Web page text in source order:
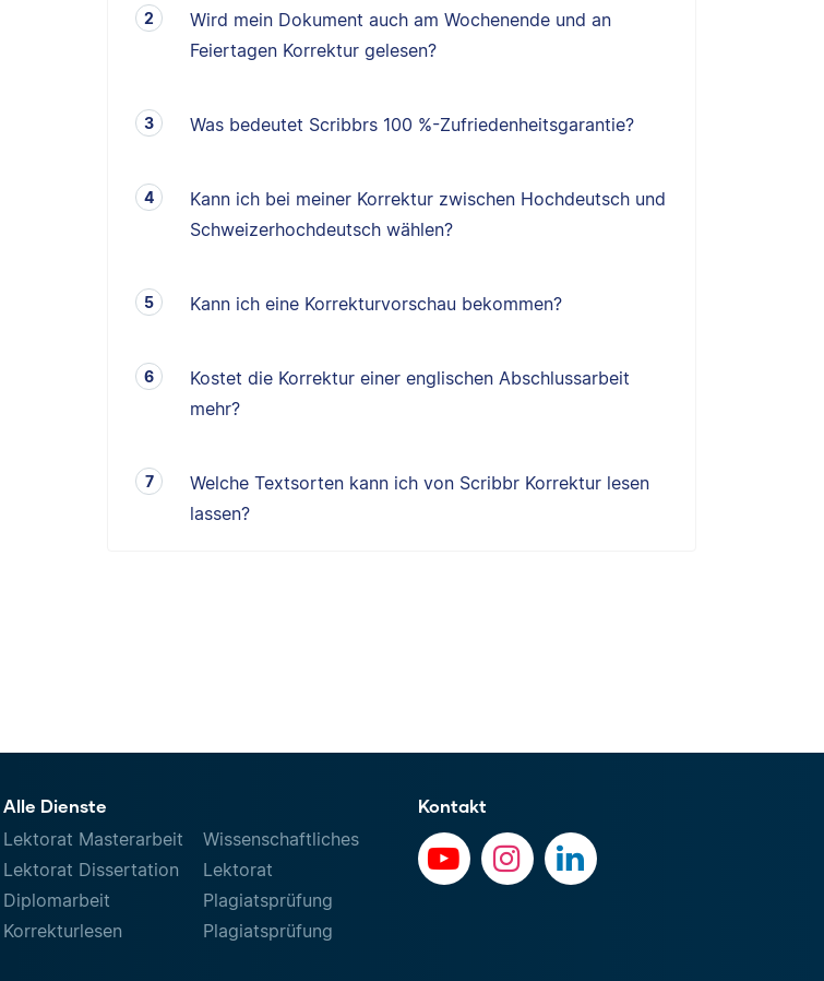
Wird mein Dokument auch am Wochenende und an
Feiertagen Korrektur gelesen?
Was bedeutet Scribbrs 100 %-Zufriedenheitsgarantie?
Kann ich bei meiner Korrektur zwischen Hochdeutsch und
Schweizerhochdeutsch wählen?
Kann ich eine Korrekturvorschau bekommen?
Kostet die Korrektur einer englischen Abschlussarbeit
mehr?
Welche Textsorten kann ich von Scribbr Korrektur lesen
lassen?
Alle Dienste
Lektorat Masterarbeit
Lektorat Dissertation
Diplomarbeit
Korrekturlesen
Wissenschaftliches
Lektorat
Plagiatsprüfung
Plagiatsprüfung
Kontakt